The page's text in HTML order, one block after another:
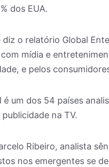
dos EUA.
diz o relatório Global
mídia e
e pelos
é um dos 54 países
na TV.
Ribeiro, analista
nos emergentes se